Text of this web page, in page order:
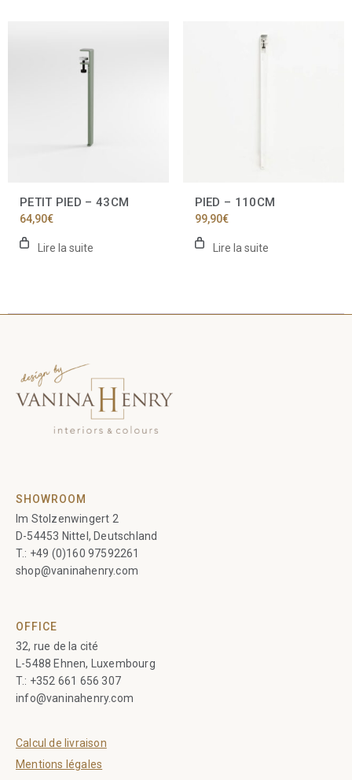
PETIT PIED – 43CM
64,90€
Lire la suite
PIED – 110CM
99,90€
Lire la suite
SHOWROOM
Im Stolzenwingert 2
D-54453 Nittel, Deutschland
T.: +49 (0)160 97592261
shop@vaninahenry.com
OFFICE
32, rue de la cité
L-5488 Ehnen, Luxembourg
T.: +352 661 656 307
info@vaninahenry.com
Calcul de livraison
Mentions légales